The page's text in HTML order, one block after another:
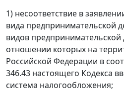
1) несоответствие в
вида предпринимательской
видов предпринимательской
отношении которых на
Российской Федерации в
346.43 настоящего Кодекса
система налогообложения;